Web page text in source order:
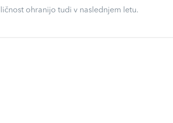
ohranijo tudi v naslednjem letu.